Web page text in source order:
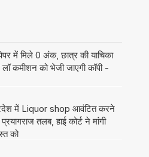
में मिले 0 अंक, छात्र की याचिका
कमीशन को भेजी जाएगी कॉपी -
प्रदेश में Liquor shop आवंटित करने
तलब, हाई कोर्ट ने मांगी
को